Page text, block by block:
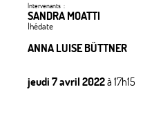
Intervenants :
SANDRA MOATTI
Ihédate
ANNA LUISE BÜTTNER
jeudi 7 avril 2022à 17h15